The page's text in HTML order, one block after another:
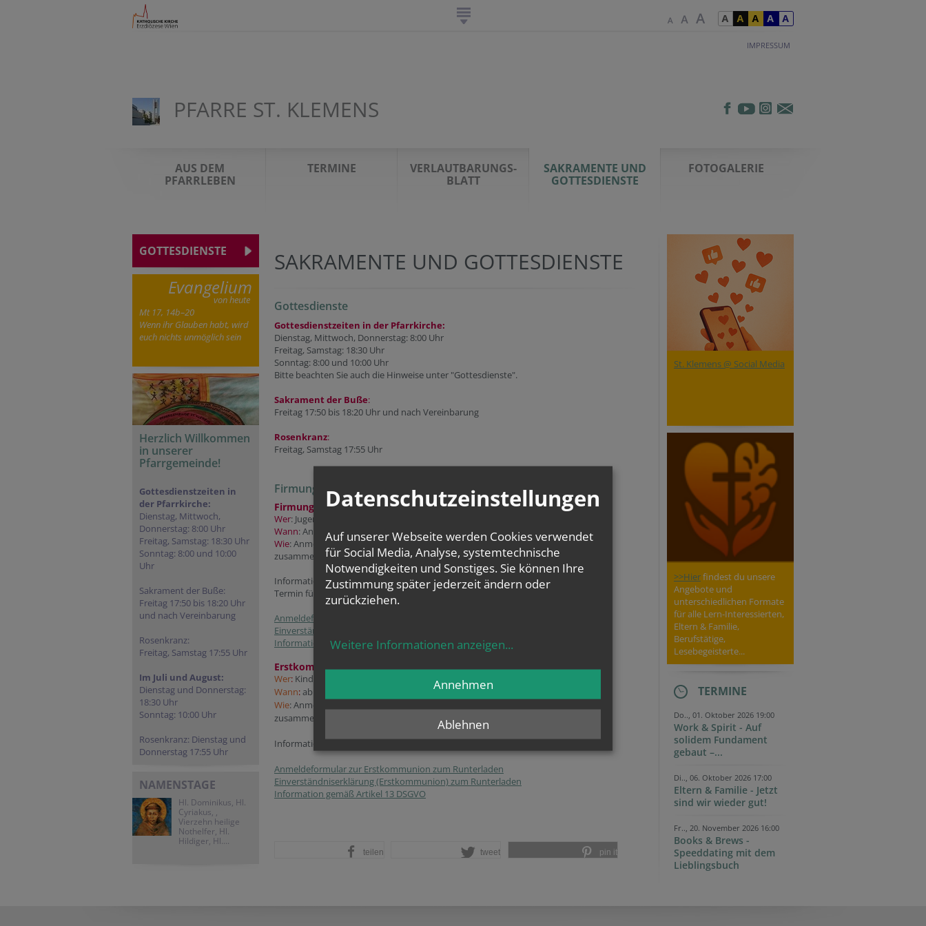
IMPRESSUM
PFARRE ST. KLEMENS
AUS DEM
PFARRLEBEN
TERMINE
VERLAUTBARUNGS-
BLATT
SAKRAMENTE UND
GOTTESDIENSTE
FOTOGALERIE
GOTTESDIENSTE
Evangelium
von heute
Mt 17, 14b–20
Wenn ihr Glauben habt, wird
euch nichts unmöglich sein
Herzlich Willkommen
in unserer
Pfarrgemeinde!
Gottesdienstzeiten in
der Pfarrkirche:
Dienstag, Mittwoch,
Donnerstag: 8:00 Uhr
Freitag, Samstag: 18:30 Uhr
Sonntag: 8:00 und 10:00
Uhr
Sakrament der Buße:
Freitag 17:50 bis 18:20 Uhr
und nach Vereinbarung
Rosenkranz:
Freitag, Samstag 17:55 Uhr
Im Juli und August:
Dienstag und Donnerstag:
18:30 Uhr
Sonntag: 10:00 Uhr
Rosenkranz: Dienstag und
Donnerstag 17:55 Uhr
NAMENSTAGE
Hl. Dominikus, Hl.
Cyriakus, ,
Vierzehn heilige
Nothelfer, Hl.
Hildiger, Hl....
SAKRAMENTE UND GOTTESDIENSTE
Gottesdienste
Gottesdienstzeiten in der Pfarrkirche:
Dienstag, Mittwoch, Donnerstag: 8:00 Uhr
Freitag, Samstag: 18:30 Uhr
Sonntag: 8:00 und 10:00 Uhr
Bitte beachten Sie auch die Hinweise unter "Gottesdienste".
Sakrament der Buße:
Freitag 17:50 bis 18:20 Uhr und nach Vereinbarung
Rosenkranz:
Freitag, Samstag 17:55 Uhr
Firmung und Erstkommunion 2025/2026
Firmung:
Wer: Jugendliche Jahrgang 2012 und älter
Wann: Anmeldung ab sofort bis Ende Oktober
Wie: Anmeldeformular und Einverständniserklärung herunterladen, ausfüllen und
zusammen mit einem Foto senden an:pfarre.St.Klemens@katholischekirche.at
Information zum Datenschutz bitte beachten.
Termin für die Firmung: Samstag, 16. Mai 2026, 10:00 Uhr
Anmeldeformular zur Firmung zum Runterladen
Einverständniserklärung (Firmung) zum Runterladen
Information gemäß Artikel 13 DSGVO
Erstkommunion:
Wer: Kinder Jahrgang 2018 und älter
Wann:ab sofort bis Ende Oktober
Wie: Anmeldeformular und Einverständniserklärung herunterladen, ausfüllen und
zusammen mit einem Foto senden an:
Pfarre.St.Klemens@katholischekirche.at
Information zum Datenschutz bitte beachten.
Anmeldeformular zur Erstkommunion zum Runterladen
Einverständniserklärung (Erstkommunion) zum Runterladen
Information gemäß Artikel 13 DSGVO
teilen tweet pin it
St. Klemens @ Social Media
>>Hierfindest du unsere
Angebote und
unterschiedlichen Formate
für alle Lern-Interessierten,
Eltern & Familie,
Berufstätige,
Lesebegeisterte...
TERMINE
Do.., 01. Oktober 2026 19:00
Work & Spirit - Auf
solidem Fundament
gebaut –...
Di.., 06. Oktober 2026 17:00
Eltern & Familie - Jetzt
sind wir wieder gut!
Fr.., 20. November 2026 16:00
Books & Brews -
Speeddating mit dem
Lieblingsbuch
Datenschutzeinstellungen
Auf unserer Webseite werden Cookies verwendet
für Social Media, Analyse, systemtechnische
Notwendigkeiten und Sonstiges. Sie können Ihre
Zustimmung später jederzeit ändern oder
zurückziehen.
Weitere Informationen anzeigen...
Ablehnen
Annehmen